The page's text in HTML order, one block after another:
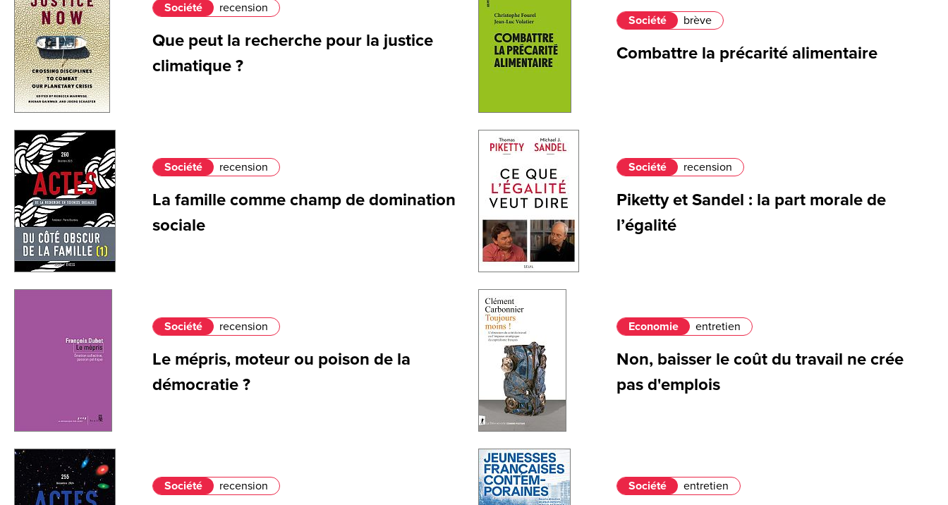
Société recension
Que peut la recherche pour la justice
climatique ?
Société brève
Combattre la précarité alimentaire
Société recension
La famille comme champ de domination
sociale
Société recension
Piketty et Sandel : la part morale de
l’égalité
Société recension
Le mépris, moteur ou poison de la
démocratie ?
Economie entretien
Non, baisser le coût du travail ne crée
pas d'emplois
Société recension Société entretien